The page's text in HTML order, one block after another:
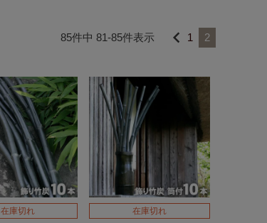
85件中 81-85件表示 1 2
在庫切れ 在庫切れ